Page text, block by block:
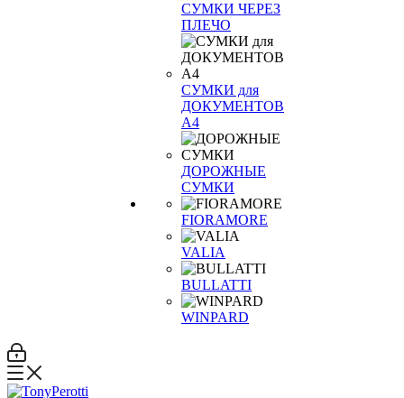
СУМКИ ЧЕРЕЗ
ПЛЕЧО
СУМКИ для
ДОКУМЕНТОВ
А4
ДОРОЖНЫЕ
СУМКИ
FIORAMORE
VALIA
BULLATTI
WINPARD